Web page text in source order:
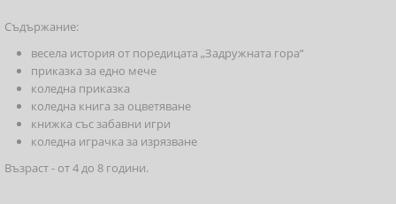
Съдържание:
весела история от поредицата „Задружната гора“
приказка за едно мече
коледна приказка
коледна книга за оцветяване
книжка със забавни игри
коледна играчка за изрязване
Възраст - от 4 до 8 години.